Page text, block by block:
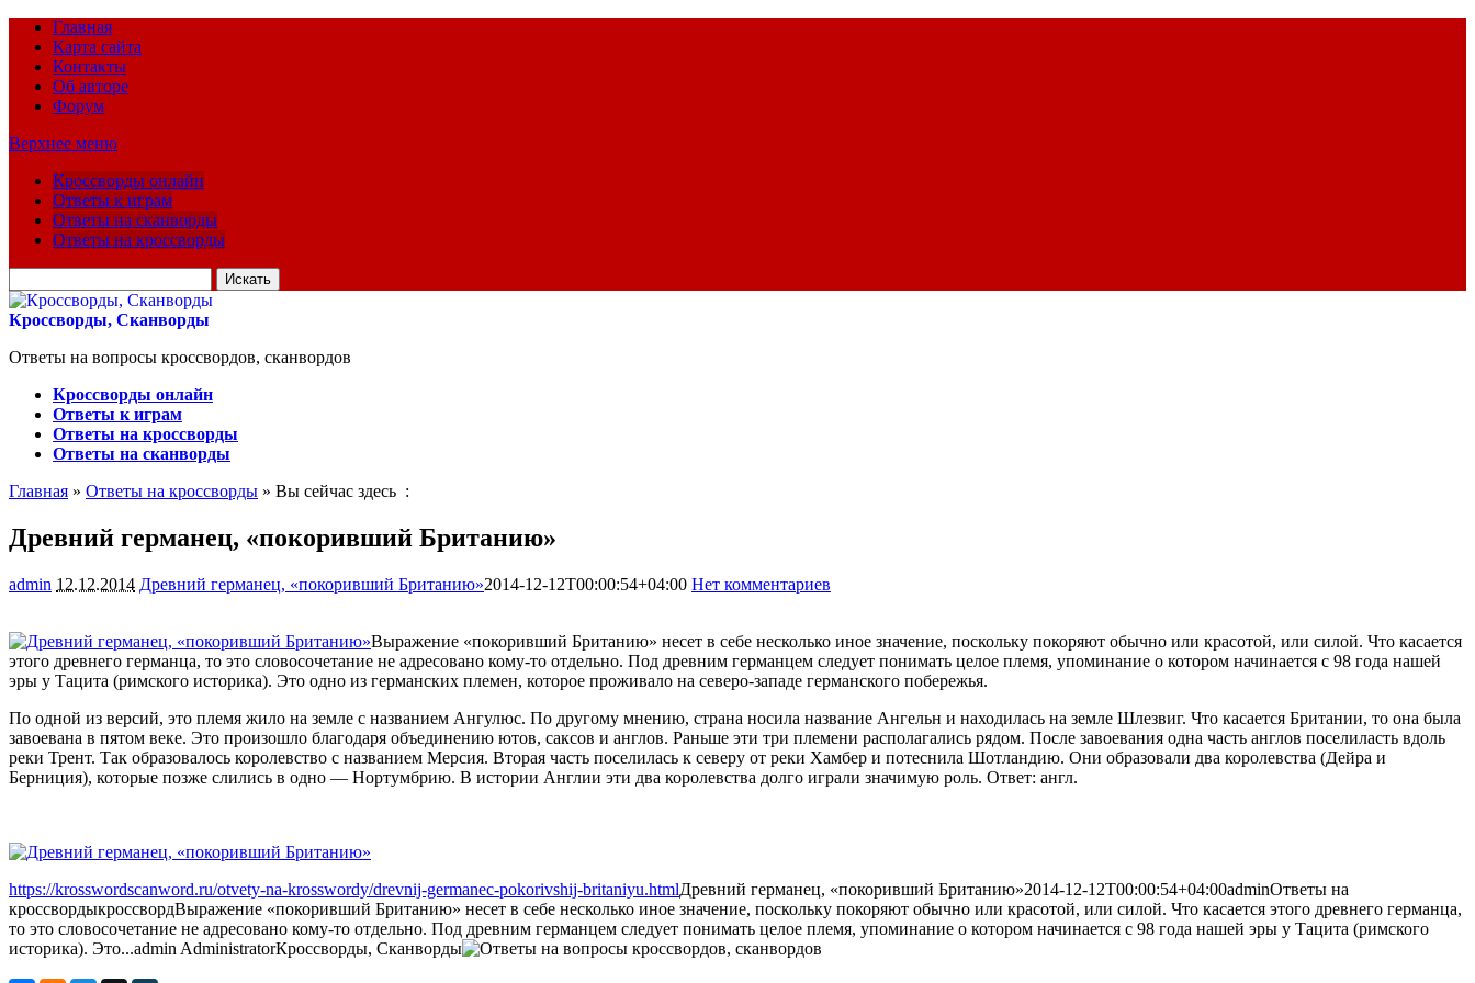
Главная
Карта сайта
Контакты
Об авторе
Форум
Верхнее меню
Кроссворды онлайн
Ответы к играм
Ответы на сканворды
Ответы на кроссворды
для:
Кроссворды, Сканворды
Ответы на вопросы кроссвордов, сканвордов
Кроссворды онлайн
Ответы к играм
Ответы на кроссворды
Ответы на сканворды
Главная » Ответы на кроссворды » Вы сейчас здесь :
Древний германец, «покоривший Британию»
admin 12.12.2014 Древний германец, «покоривший Британию»2014-12-12T00:00:54+04:00 Нет комментариев
Выражение «покоривший Британию» несет в себе несколько иное значение, поскольку покоряют обычно или красотой, или силой. Что касается
этого древнего германца, то это словосочетание не адресовано кому-то отдельно. Под древним германцем следует понимать целое племя, упоминание о котором начинается с 98 года нашей
эры у Тацита (римского историка). Это одно из германских племен, которое проживало на северо-западе германского побережья.
По одной из версий, это племя жило на земле с названием Ангулюс. По другому мнению, страна носила название Ангельн и находилась на земле Шлезвиг. Что касается Британии, то она была
завоевана в пятом веке. Это произошло благодаря объединению ютов, саксов и англов. Раньше эти три племени располагались рядом. После завоевания одна часть англов поселиласть вдоль
реки Трент. Так образовалось королевство с названием Мерсия. Вторая часть поселилась к северу от реки Хамбер и потеснила Шотландию. Они образовали два королевства (Дейра и
Берниция), которые позже слились в одно — Нортумбрию. В истории Англии эти два королевства долго играли значимую роль. Ответ: англ.
https://krosswordscanword.ru/otvety-na-krosswordy/drevnij-germanec-pokorivshij-britaniyu.htmlДревний германец, «покоривший Британию»2014-12-12T00:00:54+04:00adminОтветы на
кроссвордыкроссвордВыражение «покоривший Британию» несет в себе несколько иное значение, поскольку покоряют обычно или красотой, или силой. Что касается этого древнего германца,
то это словосочетание не адресовано кому-то отдельно. Под древним германцем следует понимать целое племя, упоминание о котором начинается с 98 года нашей эры у Тацита (римского
историка). Это...admin AdministratorКроссворды, Сканворды